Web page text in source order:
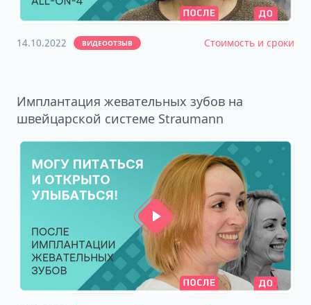
14.10.2022 ВИДЕООТЗЫВ Стоимость и сроки
Имплантация жевательных зубов на
швейцарской системе Straumann